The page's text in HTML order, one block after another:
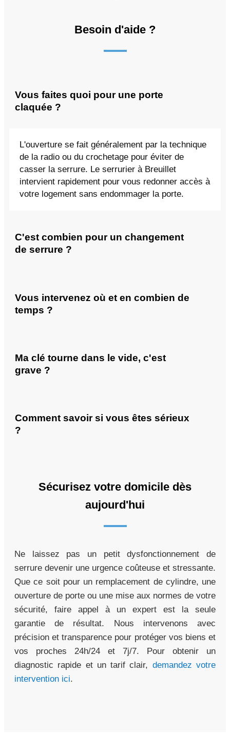
Besoin d'aide ?
Vous faites quoi pour une porte
claquée ?
L'ouverture se fait généralement par la technique
de la radio ou du crochetage pour éviter de
casser la serrure. Le serrurier à Breuillet
intervient rapidement pour vous redonner accès à
votre logement sans endommager la porte.
C'est combien pour un changement
de serrure ?
Vous intervenez où et en combien de
temps ?
Ma clé tourne dans le vide, c'est
grave ?
Comment savoir si vous êtes sérieux
?
Sécurisez votre domicile dès
aujourd'hui
Ne laissez pas un petit dysfonctionnement de
serrure devenir une urgence coûteuse et stressante.
Que ce soit pour un remplacement de cylindre, une
ouverture de porte ou une mise aux normes de votre
sécurité, faire appel à un expert est la seule
garantie de résultat. Nous intervenons avec
précision et transparence pour protéger vos biens et
vos proches 24h/24 et 7j/7. Pour obtenir un
diagnostic rapide et un tarif clair, demandez votre
intervention ici.